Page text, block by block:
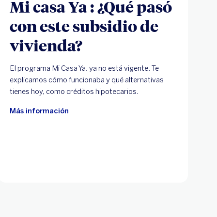
Mi casa Ya : ¿Qué pasó
con este subsidio de
vivienda?
El programa Mi Casa Ya, ya no está vigente. Te
explicamos cómo funcionaba y qué alternativas
tienes hoy, como créditos hipotecarios.
Más información